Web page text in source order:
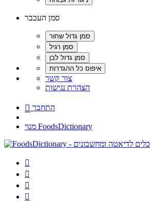
סמן העכבר
צור קשר
הצהרת נגישות
 התחבר
מנוי FoodsDictionary



